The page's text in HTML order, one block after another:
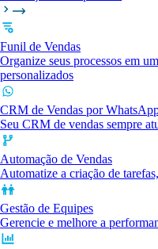
Funil de Vendas
Organize seus processos em
personalizados
CRM de Vendas por
Seu CRM de vendas sempre
Automação de Vendas
Automatize a criação de
Gestão de Equipes
Gerencie e melhore a